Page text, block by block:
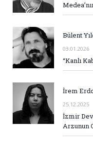
Bülent
03.01.2026
“Kanlı
İrem
25.12.2025
İzmir
Arzunun